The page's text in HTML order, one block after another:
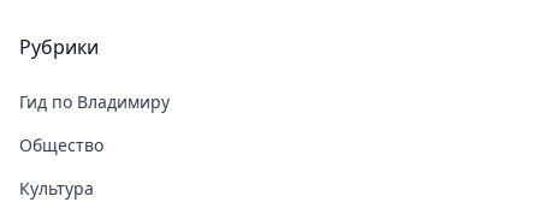
Рубрики
Гид по Владимиру
Общество
Культура